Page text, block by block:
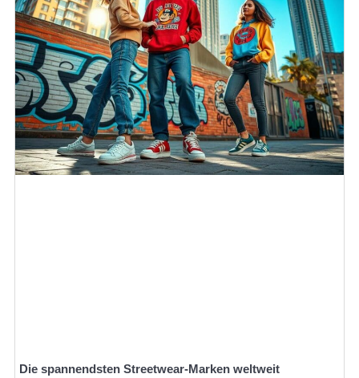
Die spannendsten Streetwear-Marken weltweit